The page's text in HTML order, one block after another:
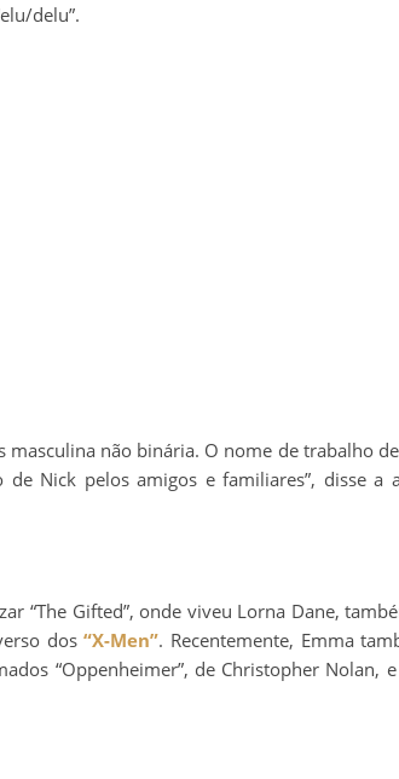
delu”.
masculina não binária. O nome de trabalho
Nick pelos amigos e familiares”, disse a
“The Gifted”, onde viveu Lorna Dane,
dos“X-Men”. Recentemente, Emma
“Oppenheimer”, de Christopher Nolan,